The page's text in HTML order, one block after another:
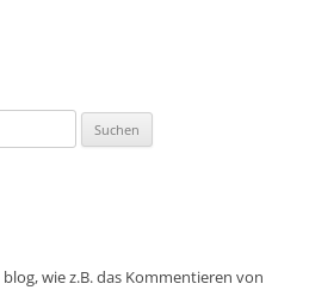
wie z.B. das Kommentieren von